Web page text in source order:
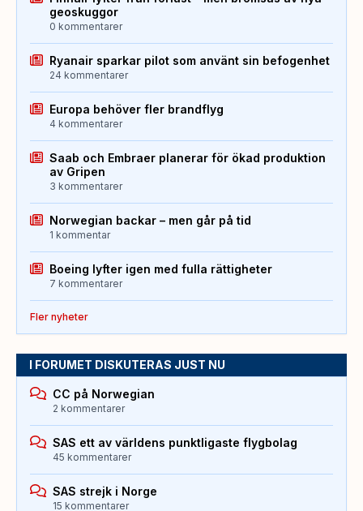
geoskuggor
0 kommentarer
Ryanair sparkar pilot som använt sin befogenhet
24 kommentarer
Europa behöver fler brandflyg
4 kommentarer
Saab och Embraer planerar för ökad produktion
av Gripen
3 kommentarer
Norwegian backar – men går på tid
1 kommentar
Boeing lyfter igen med fulla rättigheter
7 kommentarer
Fler nyheter
I FORUMET DISKUTERAS JUST NU
CC på Norwegian
2 kommentarer
SAS ett av världens punktligaste flygbolag
45 kommentarer
SAS strejk i Norge
15 kommentarer